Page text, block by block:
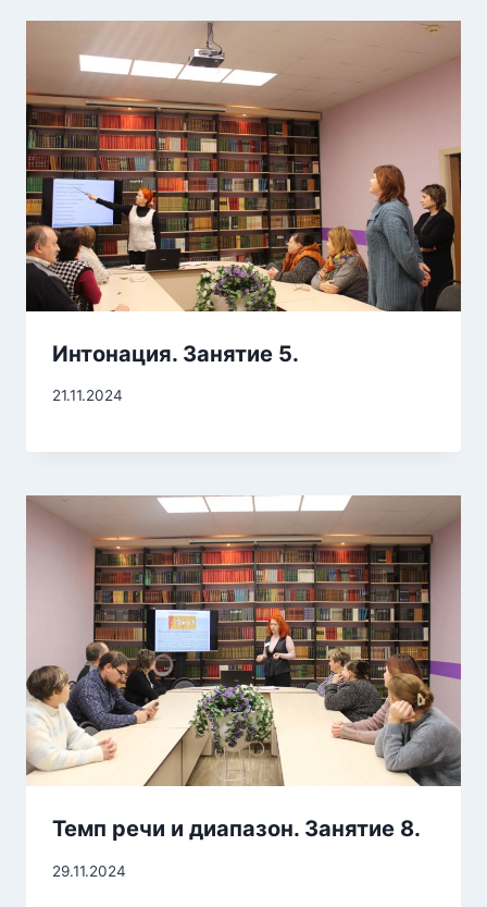
Интонация. Занятие 5.
21.11.2024
Темп речи и диапазон. Занятие 8.
29.11.2024